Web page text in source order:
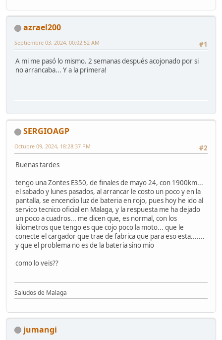
azrael200
#1
Septiembre 03, 2024, 00:02:52 AM
A mi me pasó lo mismo. 2 semanas después acojonado por si
no arrancaba... Y a la primera!
SERGIOAGP
#2
Octubre 09, 2024, 18:28:37 PM
Buenas tardes
tengo una Zontes E350, de finales de mayo 24, con 1900km...
el sabado y lunes pasados, al arrancar le costo un poco y en la
pantalla, se encendio luz de bateria en rojo, pues hoy he ido al
servico tecnico oficial en Malaga, y la respuesta me ha dejado
un poco a cuadros... me dicen que, es normal, con los
kilometros que tengo es que cojo poco la moto... que le
conecte el cargador que trae de fabrica que para eso esta.......
y que el problema no es de la bateria sino mio
como lo veis??
Saludos de Malaga
jumangi